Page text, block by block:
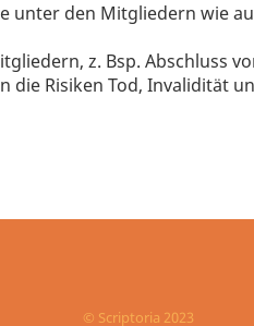
unter den Mitgliedern wie
z. Bsp. Abschluss
Risiken Tod, Invalidität
© Scriptoria 2023